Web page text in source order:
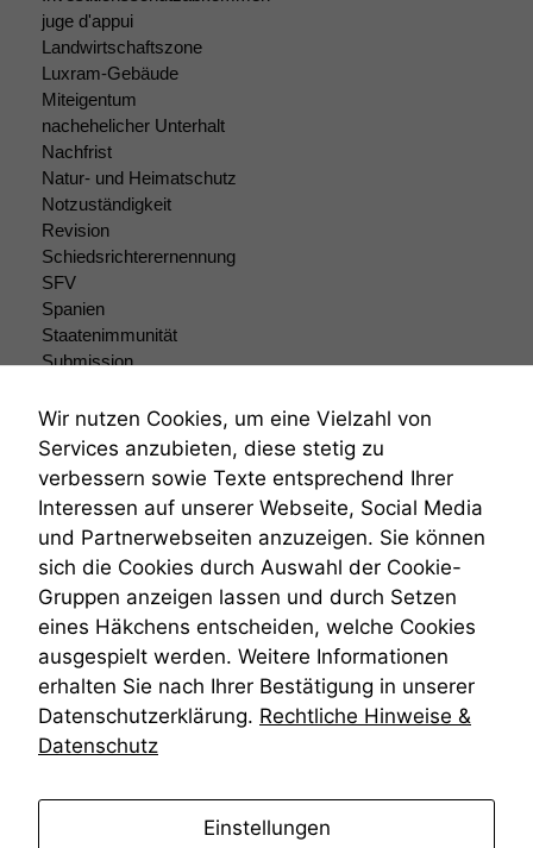
juge d'appui
Landwirtschaftszone
Luxram-Gebäude
Miteigentum
nachehelicher Unterhalt
Nachfrist
Natur- und Heimatschutz
Notzuständigkeit
Revision
Schiedsrichterernennung
SFV
Spanien
Staatenimmunität
Submission
Teilungsklage
Venezuela
VRK
Wiederherstellungsanordnung
Zivilprozessordnung
ZPO
Zustellfiktion
Zuständigkeit
Öffentliches Personalrecht
Öffentlichkeitsprinzip
Wir nutzen Cookies, um eine Vielzahl von
Services anzubieten, diese stetig zu
verbessern sowie Texte entsprechend Ihrer
Interessen auf unserer Webseite, Social Media
und Partnerwebseiten anzuzeigen. Sie können
sich die Cookies durch Auswahl der Cookie-
Gruppen anzeigen lassen und durch Setzen
eines Häkchens entscheiden, welche Cookies
ausgespielt werden. Weitere Informationen
erhalten Sie nach Ihrer Bestätigung in unserer
Datenschutzerklärung. Rechtliche Hinweise &
Datenschutz
Einstellungen